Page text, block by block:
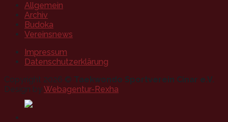
Allgemein
Archiv
Budoka
Vereinsnews
Impressum
Datenschutzerklärung
Copyright 2026 © Taekwondo Sportverein Cinar e.V.
Design byWebagentur-Rexha